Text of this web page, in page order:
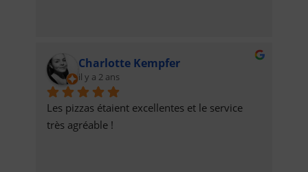
Charlotte Kempfer
il y a 2 ans
Les pizzas étaient excellentes et le service
très agréable !